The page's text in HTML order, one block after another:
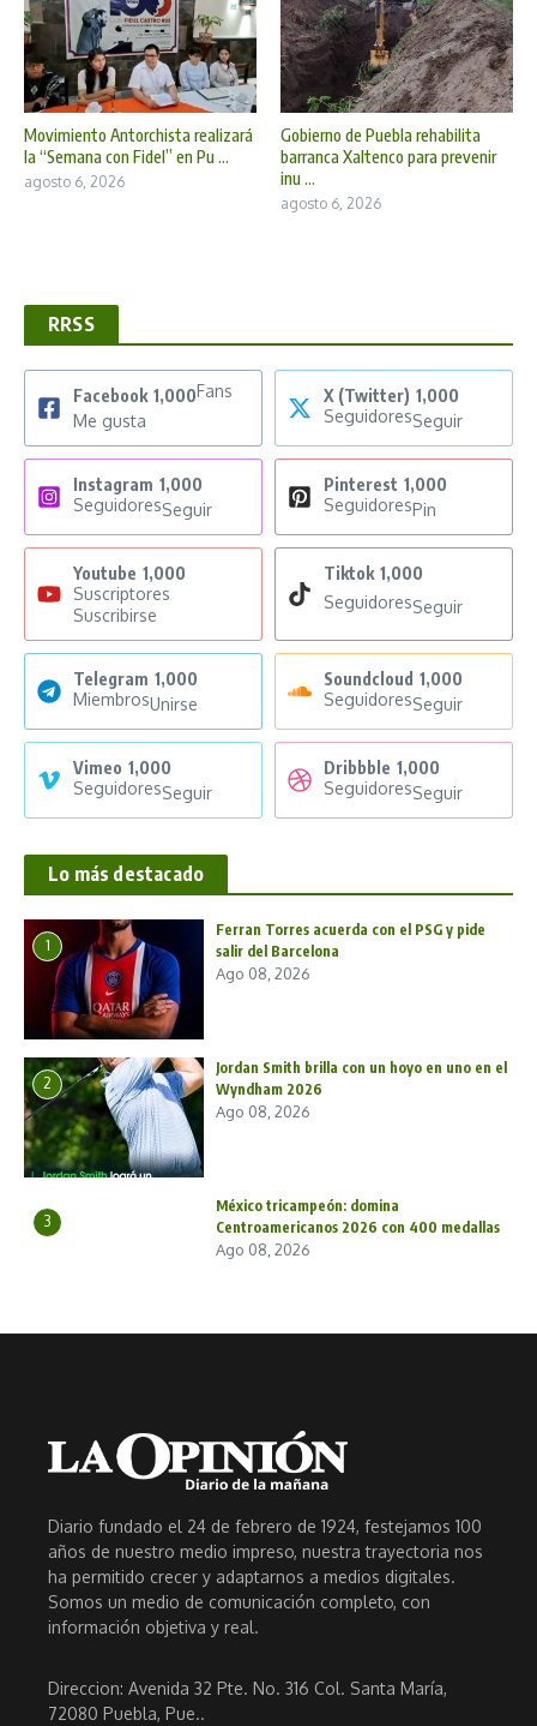
Movimiento Antorchista realizará
la “Semana con Fidel” en Pu ...
agosto 6, 2026
Gobierno de Puebla rehabilita
barranca Xaltenco para prevenir
inu ...
agosto 6, 2026
RRSS
Facebook 1,000Fans
Me gusta
X (Twitter) 1,000
SeguidoresSeguir
Instagram 1,000
SeguidoresSeguir
Pinterest 1,000
SeguidoresPin
Youtube 1,000
Suscriptores
Suscribirse
Tiktok 1,000
SeguidoresSeguir
Telegram 1,000
MiembrosUnirse
Soundcloud 1,000
SeguidoresSeguir
Vimeo 1,000
SeguidoresSeguir
Dribbble 1,000
SeguidoresSeguir
Lo más destacado
1
Ferran Torres acuerda con el PSG y pide
salir del Barcelona
Ago 08, 2026
2
Jordan Smith brilla con un hoyo en uno en el
Wyndham 2026
Ago 08, 2026
3
México tricampeón: domina
Centroamericanos 2026 con 400 medallas
Ago 08, 2026
Diario fundado el 24 de febrero de 1924, festejamos 100
años de nuestro medio impreso, nuestra trayectoria nos
ha permitido crecer y adaptarnos a medios digitales.
Somos un medio de comunicación completo, con
información objetiva y real.
Direccion: Avenida 32 Pte. No. 316 Col. Santa María,
72080 Puebla, Pue..